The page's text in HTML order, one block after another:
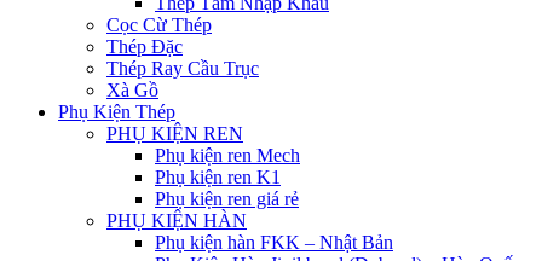
Cọc Cừ Thép
Thép Đặc
Thép Ray Cầu Trục
Xà Gồ
Phụ Kiện Thép
PHỤ KIỆN REN
Phụ kiện ren Mech
Phụ kiện ren K1
Phụ kiện ren giá rẻ
PHỤ KIỆN HÀN
Phụ kiện hàn FKK – Nhật Bản